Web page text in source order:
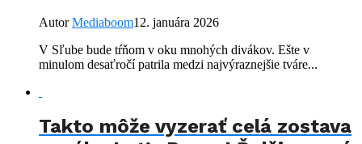
AutorMediaboom12. januára 2026
V Sľube bude tŕňom v oku mnohých divákov. Ešte v
minulom desaťročí patrila medzi najvýraznejšie tváre...
Takto môže vyzerať celá zostava